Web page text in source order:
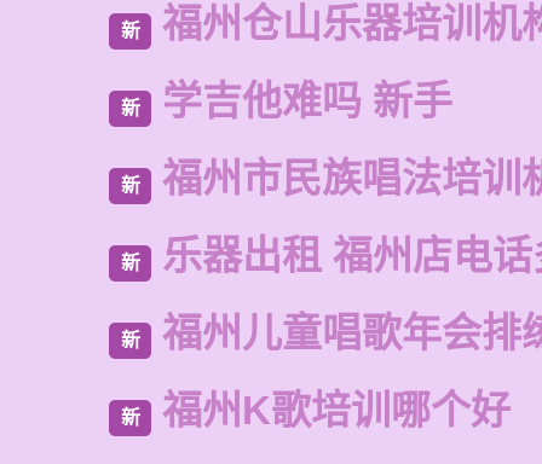
新 福州仓山乐器培训机
新 学吉他难吗 新手
新 福州市民族唱法培训
新 乐器出租 福州店电
新 福州儿童唱歌年会排
新 福州K歌培训哪个好